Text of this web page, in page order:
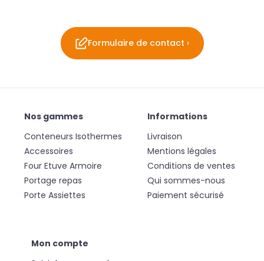
Formulaire de contact ›
Nos gammes
Conteneurs Isothermes
Accessoires
Four Etuve Armoire
Portage repas
Porte Assiettes
Informations
Livraison
Mentions légales
Conditions de ventes
Qui sommes-nous
Paiement sécurisé
Mon compte